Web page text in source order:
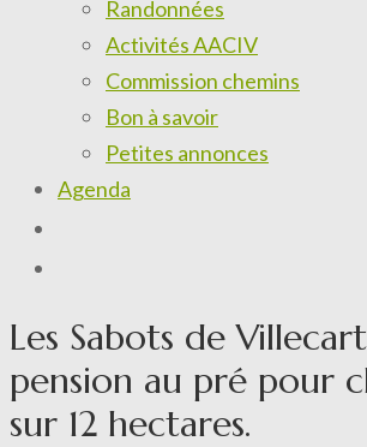
Randonnées
Activités AACIV
Commission chemins
Bon à savoir
Petites annonces
Agenda
Les Sabots de
pension au pré pour
sur 12 hectares.